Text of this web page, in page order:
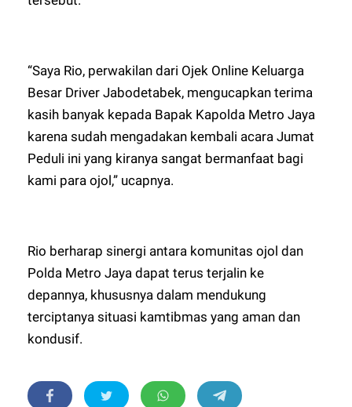
“Saya Rio, perwakilan dari Ojek Online Keluarga
Besar Driver Jabodetabek, mengucapkan terima
kasih banyak kepada Bapak Kapolda Metro Jaya
karena sudah mengadakan kembali acara Jumat
Peduli ini yang kiranya sangat bermanfaat bagi
kami para ojol,” ucapnya.
Rio berharap sinergi antara komunitas ojol dan
Polda Metro Jaya dapat terus terjalin ke
depannya, khususnya dalam mendukung
terciptanya situasi kamtibmas yang aman dan
kondusif.